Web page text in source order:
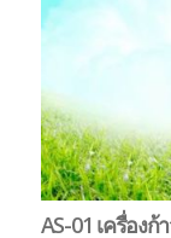
AS-01 เครื่องก้